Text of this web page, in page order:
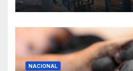
NACIONAL